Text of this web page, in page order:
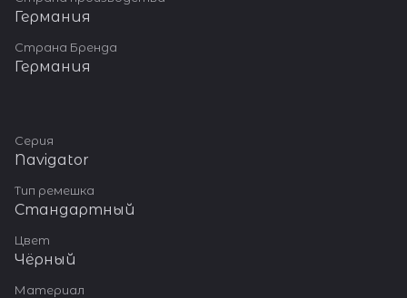
мягкой итальянской кожи.
Двойная прошивка. Кожаная
Германия
Страна Бренда
Германия
Серия
Navigator
Тип ремешка
Стандартный
Цвет
Чёрный
Материал